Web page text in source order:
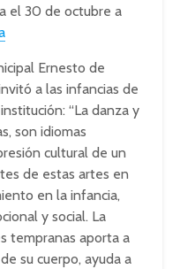
el 30 de octubre a
Ernesto de
a las infancias de
“La danza y
son idiomas
cultural de un
de estas artes en
en la infancia,
y social. La
tempranas aporta a
su cuerpo, ayuda a